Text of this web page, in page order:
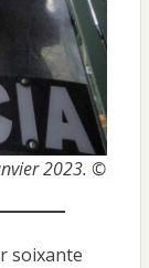
2023. ©
soixante